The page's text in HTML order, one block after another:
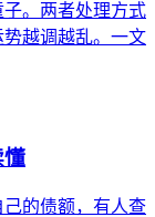
。两者处理方式
越调越乱。一文
懂
的债额，有人查